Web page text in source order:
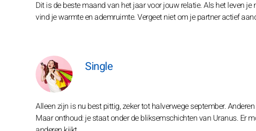
Dit is de beste maand van het jaar voor jouw relatie. Als het leven
vind je warmte en ademruimte. Vergeet niet om je partner actief
Single
Alleen zijn is nu best pittig, zeker tot halverwege september.
Maar onthoud: je staat onder de bliksemschichten van Uranus. Er